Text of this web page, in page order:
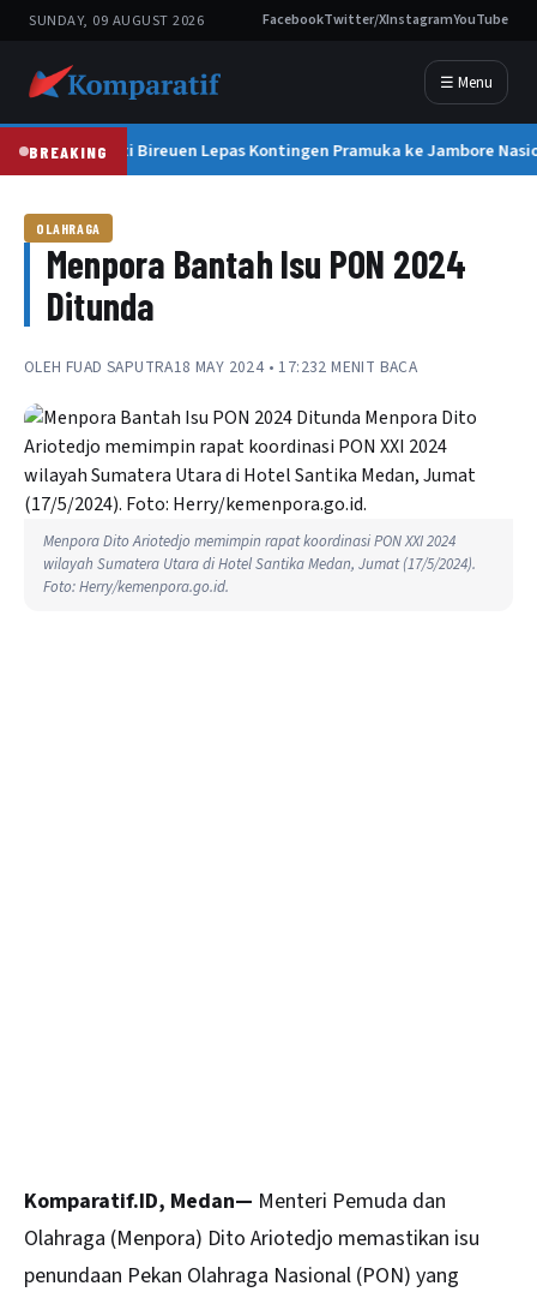
SUNDAY, 09 AUGUST 2026 FacebookTwitter/XInstagramYouTube
☰ Menu
BREAKINGBupati Bireuen Lepas Kontingen Pramuka ke Jambore
OLAHRAGA
Menpora Bantah Isu PON 2024
Ditunda
OLEH FUAD SAPUTRA18 MAY 2024 • 17:232 MENIT BACA
Menpora Dito Ariotedjo memimpin rapat koordinasi PON XXI 2024
wilayah Sumatera Utara di Hotel Santika Medan, Jumat (17/5/2024).
Foto: Herry/kemenpora.go.id.
Komparatif.ID, Medan— Menteri Pemuda dan
Olahraga (Menpora) Dito Ariotedjo memastikan isu
penundaan Pekan Olahraga Nasional (PON) yang